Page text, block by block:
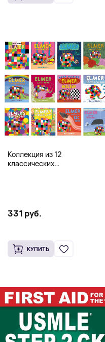
Коллекция из 12
классических
331 руб.
КУПИТЬ